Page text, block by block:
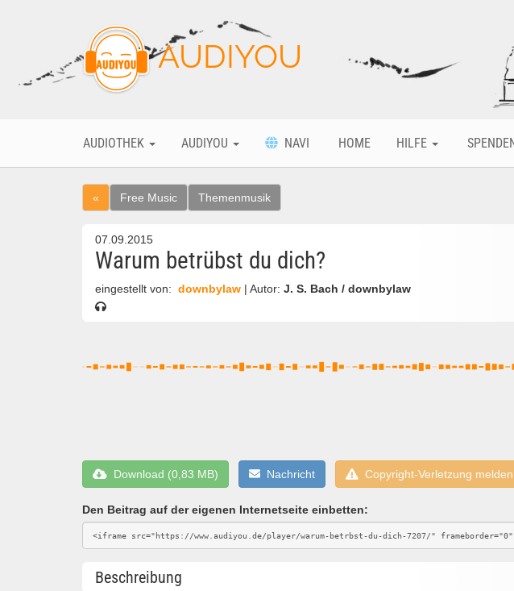
AUDIYOU
AUDIOTHEK AUDIYOU NAVI HOME HILFE
« Free Music Themenmusik
07.09.2015
Warum betrübst du dich?
eingestellt von: downbylaw | Autor: J. S. Bach / downbylaw
Download (0,83 MB) Nachricht Copyright-Verletzung melden
Den Beitrag auf der eigenen Internetseite einbetten:
Beschreibung